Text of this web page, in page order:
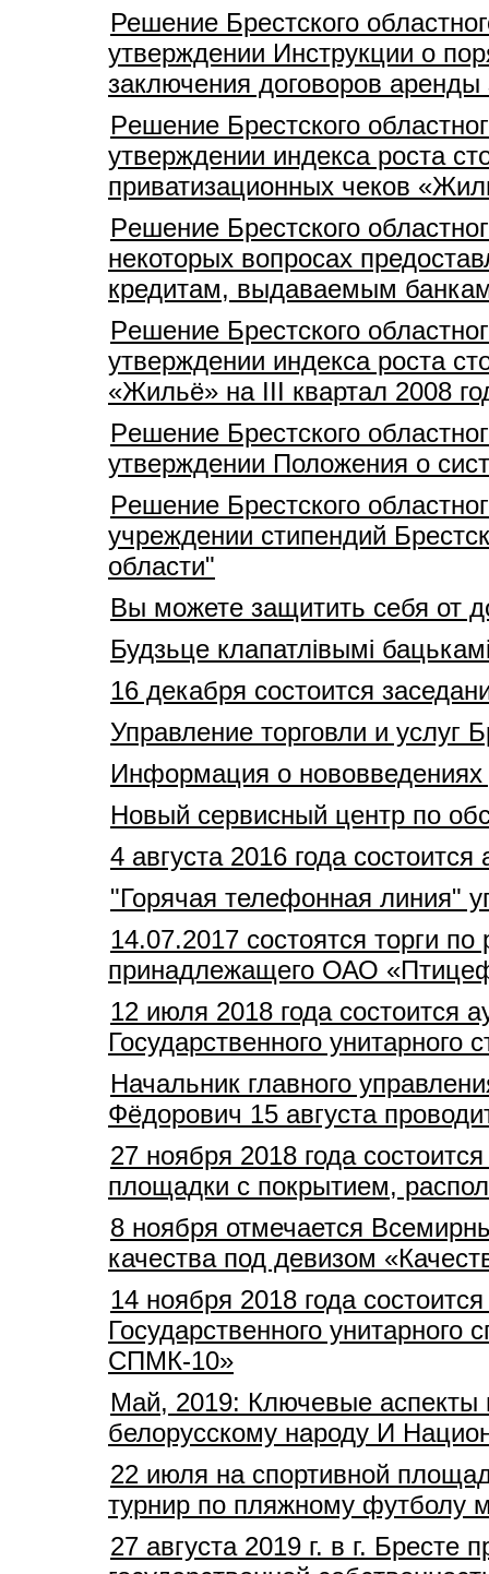
Решение Брестского
утверждении Инструкции о
заключения договоров
Pешение Брестского
утверждении индекса роста
приватизационных чеков
Pешение Брестского
некоторых вопросах
кредитам, выдаваемым
Pешение Брестского
утверждении индекса роста
«Жильё» на III квартал 2008
Pешение Брестского
утверждении Положения о
Pешение Брестского
учреждении стипендий
области"
Вы можете защитить себя от
Будзьце клапатлівымі
16 декабря состоится
Управление торговли и услуг
Информация о
Новый сервисный центр по
4 августа 2016 года
"Горячая телефонная линия"
14.07.2017 состоятся торги
принадлежащего ОАО
12 июля 2018 года состоится
Государственного
Начальник главного
Фёдорович 15 августа
27 ноября 2018 года
площадки с покрытием,
8 ноября отмечается
качества под девизом
14 ноября 2018 года
Государственного унитарного
СПМК-10»
Май, 2019: Ключевые аспекты
белорусскому народу И
22 июля на спортивной
турнир по пляжному футболу
27 августа 2019 г. в г. Бресте